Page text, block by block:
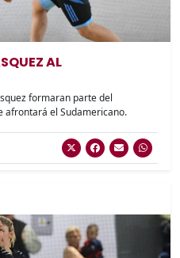
AL
formaran parte del
afrontará el Sudamericano.